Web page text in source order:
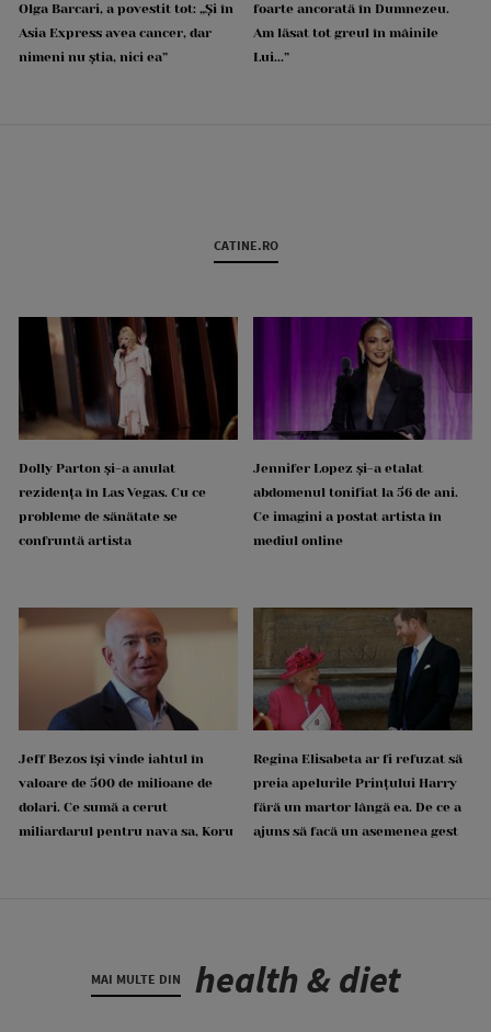
Olga Barcari, a povestit tot: „Și în
Asia Express avea cancer, dar
nimeni nu știa, nici ea”
foarte ancorată în Dumnezeu.
Am lăsat tot greul în mâinile
Lui...”
CATINE.RO
Dolly Parton și-a anulat
rezidența în Las Vegas. Cu ce
probleme de sănătate se
confruntă artista
Jennifer Lopez și-a etalat
abdomenul tonifiat la 56 de ani.
Ce imagini a postat artista în
mediul online
Jeff Bezos își vinde iahtul în
valoare de 500 de milioane de
dolari. Ce sumă a cerut
miliardarul pentru nava sa, Koru
Regina Elisabeta ar fi refuzat să
preia apelurile Prințului Harry
fără un martor lângă ea. De ce a
ajuns să facă un asemenea gest
MAI MULTE DIN health & diet